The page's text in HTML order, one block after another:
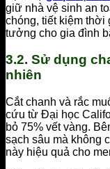
giữ nhà vệ sinh an
chóng, tiết kiệm thời
tưởng cho gia đình
3.2. Sử dụng
nhiên
Cắt chanh và rắc
cứu từ Đại học
bỏ 75% vết vàng.
sạch sâu mà không
này hiệu quả cho